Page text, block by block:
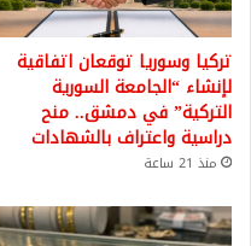
تركيا وسوريا توقعان اتفاقية
لإنشاء “الجامعة السورية
التركية” في دمشق.. منح
دراسية واعتراف بالشهادات
منذ 21 ساعة